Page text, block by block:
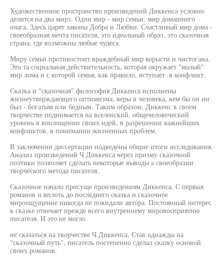
Художественное пространство произведений Диккенса условно
делится на два мирз. Один мир - мир семьи, мир домашнего
очага. Здесь царят законы Добра и Любви. Счастливый мир дома -
своеобразная мечта писателя, это идеальный образ, это сказочная
страна, где возможны любые чудеса.
Миру семьи противостоит враждебный мир корысти и чистогана.
Это та социальная действительность, которая окружает "малый"
мир лома и с которой семья, как правило, вступает .в конфликт.
Сказка и "сказочная" философия Диккенса исполнены
жизнеутверждающего оптимизма, веры в человека, кем бы он ни
был - богатым или бедным. Таким образом, Диккенс в своем
творчестве поднимается на вселенский, общечеловеческий
уровень в воплощении своих идей, в разрешении важнейших
конфликтов, в понимании жизненных проблем.
В заключении диссертации подведены общие итоги исследования.
Анализ произведений Ч.Диккенса через призму сказочной
поэтики позволяет сделать некоторые выводы а своеобразии
творческого метода писателя.
Сказочное начало присуще произведениям Диккенса. С первых
романов и вплоть до последнего сказка и сказочное
мироощущение никогда не покидали автора. Постоянный интерес
к сказке отвечает прежде всего внутреннему мировосприятию
писателя. И это не могло
не сказаться на творчестве Ч.Диккенса, Став однажды на
"сказочный путь", писатель постепенно сделал сказку основой
своих романов.